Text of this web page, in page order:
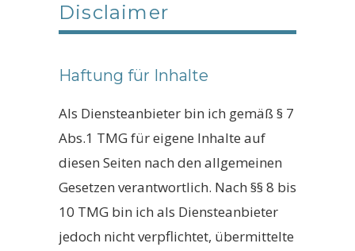
Disclaimer
Haftung für Inhalte
Als Diensteanbieter bin ich gemäß § 7
Abs.1 TMG für eigene Inhalte auf
diesen Seiten nach den allgemeinen
Gesetzen verantwortlich. Nach §§ 8 bis
10 TMG bin ich als Diensteanbieter
jedoch nicht verpflichtet, übermittelte